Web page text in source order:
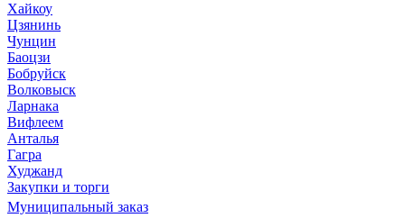
Хайкоу
Цзянинь
Чунцин
Баоцзи
Бобруйск
Волковыск
Ларнака
Вифлеем
Анталья
Гагра
Худжанд
Закупки и торги
Муниципальный заказ